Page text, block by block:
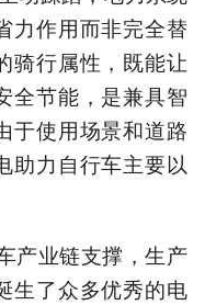
力作用而非完全替
骑行属性，既能让
全节能，是兼具智
于使用场景和道路
助力自行车主要以
产业链支撑，生产
生了众多优秀的电